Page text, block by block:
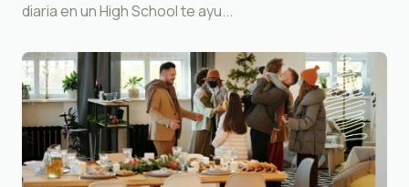
diaria en un High School te ayu...